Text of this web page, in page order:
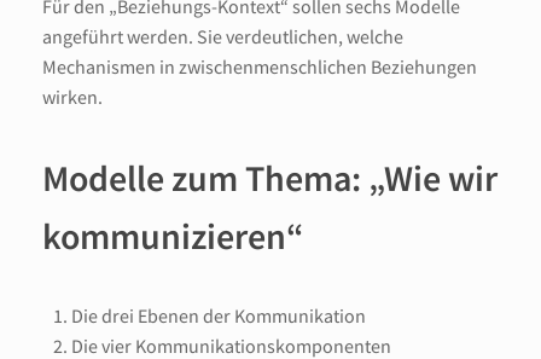
Für den „Beziehungs-Kontext“ sollen sechs Modelle
angeführt werden. Sie verdeutlichen, welche
Mechanismen in zwischenmenschlichen Beziehungen
wirken.
Modelle zum Thema: „Wie wir
kommunizieren“
Die drei Ebenen der Kommunikation
Die vier Kommunikationskomponenten